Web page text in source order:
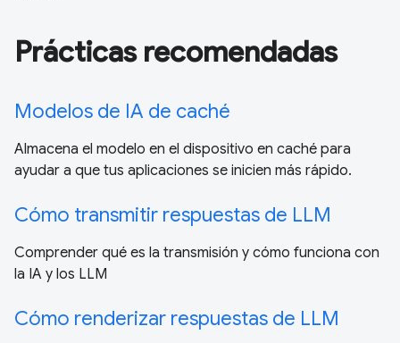
Prácticas recomendadas
Modelos de IA de caché
Almacena el modelo en el dispositivo en caché para
ayudar a que tus aplicaciones se inicien más rápido.
Cómo transmitir respuestas de LLM
Comprender qué es la transmisión y cómo funciona con
la IA y los LLM
Cómo renderizar respuestas de LLM